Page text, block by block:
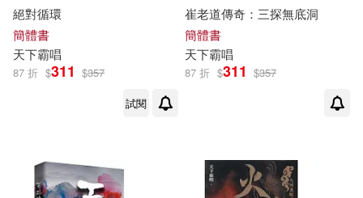
絕對循環
簡體書
天下霸唱
87 折 $311 $357
試閱
崔老道傳奇：三探無底洞
簡體書
天下霸唱
87 折 $311 $357